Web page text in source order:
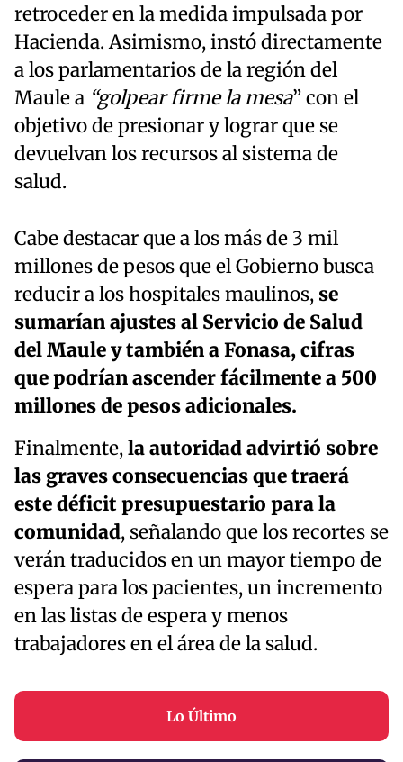
retroceder en la medida impulsada por
Hacienda. Asimismo, instó directamente
a los parlamentarios de la región del
Maule a “golpear firme la mesa” con el
objetivo de presionar y lograr que se
devuelvan los recursos al sistema de
salud.
Cabe destacar que a los más de 3 mil
millones de pesos que el Gobierno busca
reducir a los hospitales maulinos, se
sumarían ajustes al Servicio de Salud
del Maule y también a Fonasa, cifras
que podrían ascender fácilmente a 500
millones de pesos adicionales.
Finalmente,la autoridad advirtió sobre
las graves consecuencias que traerá
este déficit presupuestario para la
comunidad, señalando que los recortes se
verán traducidos en un mayor tiempo de
espera para los pacientes, un incremento
en las listas de espera y menos
trabajadores en el área de la salud.
Lo Último